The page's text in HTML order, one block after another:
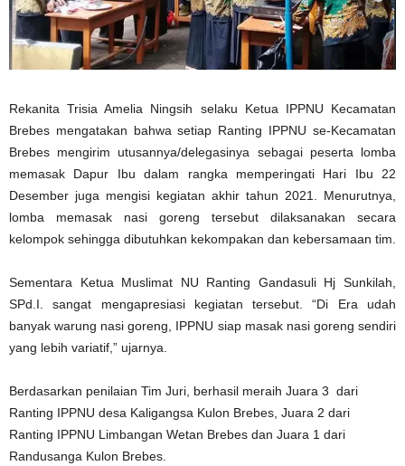
Rekanita Trisia Amelia Ningsih selaku Ketua IPPNU Kecamatan
Brebes mengatakan bahwa setiap Ranting IPPNU se-Kecamatan
Brebes mengirim utusannya/delegasinya sebagai peserta lomba
memasak Dapur Ibu dalam rangka memperingati Hari Ibu 22
Desember juga mengisi kegiatan akhir tahun 2021. Menurutnya,
lomba memasak nasi goreng tersebut dilaksanakan secara
kelompok sehingga dibutuhkan kekompakan dan kebersamaan tim.
Sementara Ketua Muslimat NU Ranting Gandasuli Hj Sunkilah,
SPd.I. sangat mengapresiasi kegiatan tersebut. “Di Era udah
banyak warung nasi goreng, IPPNU siap masak nasi goreng sendiri
yang lebih variatif,” ujarnya.
Berdasarkan penilaian Tim Juri, berhasil meraih Juara 3 dari
Ranting IPPNU desa Kaligangsa Kulon Brebes, Juara 2 dari
Ranting IPPNU Limbangan Wetan Brebes dan Juara 1 dari
Randusanga Kulon Brebes.